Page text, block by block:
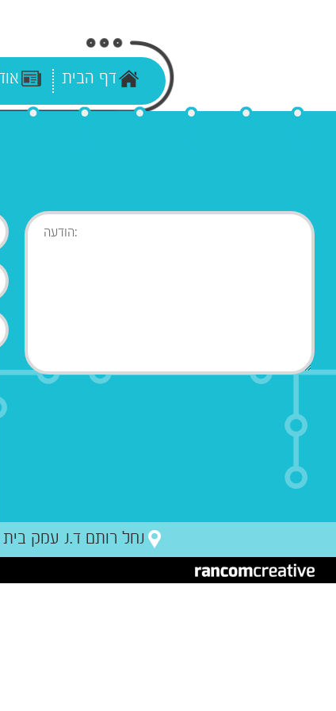
דף הבית
נחל רותם ד.נ עמק בית שאן